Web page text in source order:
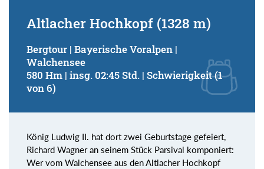
Altlacher Hochkopf (1328 m)
Bergtour | Bayerische Voralpen |
Walchensee
580 Hm | insg. 02:45 Std. | Schwierigkeit (1
von 6)
König Ludwig II. hat dort zwei Geburtstage gefeiert,
Richard Wagner an seinem Stück Parsival komponiert:
Wer vom Walchensee aus den Altlacher Hochkopf